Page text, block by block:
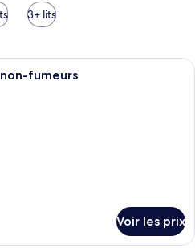
3+ lits
Une chambre d’hôtel avec un lit, un
fumeurs
Voir les prix